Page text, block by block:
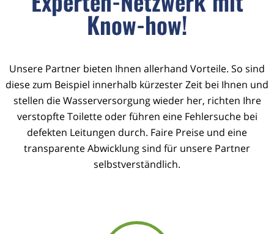
Know-how!
Unsere Partner bieten Ihnen allerhand Vorteile. So sind
diese zum Beispiel innerhalb kürzester Zeit bei Ihnen und
stellen die Wasserversorgung wieder her, richten Ihre
verstopfte Toilette oder führen eine Fehlersuche bei
defekten Leitungen durch. Faire Preise und eine
transparente Abwicklung sind für unsere Partner
selbstverständlich.